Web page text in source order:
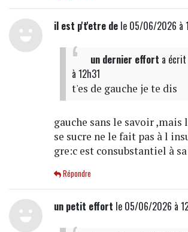
il est p't'etre dele 05/06/2026 à
un dernier effort a écrit
à 12h31
t'es de gauche je te dis
gauche sans le savoir ,mais
se sucre ne le fait pas à l
gre:c est consubstantiel à
Répondre
un petit effort le 05/06/2026 à